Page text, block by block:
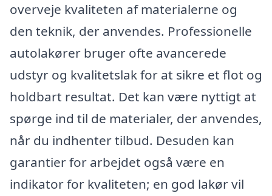
overveje kvaliteten af materialerne og
den teknik, der anvendes. Professionelle
autolakører bruger ofte avancerede
udstyr og kvalitetslak for at sikre et flot og
holdbart resultat. Det kan være nyttigt at
spørge ind til de materialer, der anvendes,
når du indhenter tilbud. Desuden kan
garantier for arbejdet også være en
indikator for kvaliteten; en god lakør vil